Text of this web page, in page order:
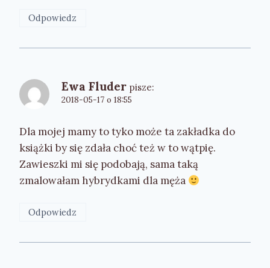
Odpowiedz
Ewa Fluder pisze:
2018-05-17 o 18:55
Dla mojej mamy to tyko może ta zakładka do
książki by się zdała choć też w to wątpię.
Zawieszki mi się podobają, sama taką
zmalowałam hybrydkami dla męża
Odpowiedz